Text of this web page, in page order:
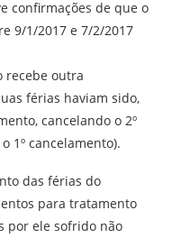
confirmações de que o
9/1/2017 e 7/2/2017
recebe outra
férias haviam sido,
cancelando o 2º
1º cancelamento).
das férias do
para tratamento
por ele sofrido não